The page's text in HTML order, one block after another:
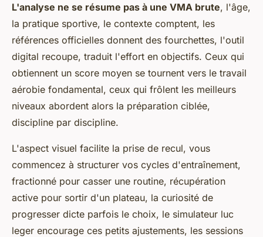
L'analyse ne se résume pas à une VMA brute, l'âge,
la pratique sportive, le contexte comptent, les
références officielles donnent des fourchettes, l'outil
digital recoupe, traduit l'effort en objectifs. Ceux qui
obtiennent un score moyen se tournent vers le travail
aérobie fondamental, ceux qui frôlent les meilleurs
niveaux abordent alors la préparation ciblée,
discipline par discipline.
L'aspect visuel facilite la prise de recul, vous
commencez à structurer vos cycles d'entraînement,
fractionné pour casser une routine, récupération
active pour sortir d'un plateau, la curiosité de
progresser dicte parfois le choix, le simulateur luc
leger encourage ces petits ajustements, les sessions